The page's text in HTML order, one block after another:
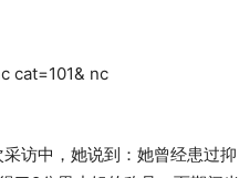
访中，她说到：她曾经患过抑